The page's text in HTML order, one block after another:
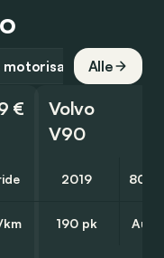
Alle
€
km
Volvo
V90
2019 80
190 pk